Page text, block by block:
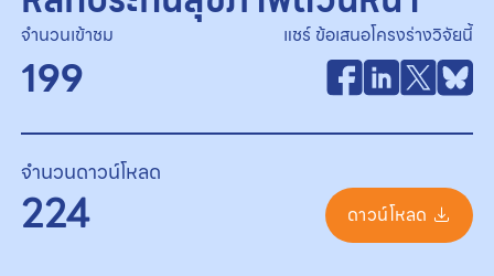
จำนวนเข้าชม
199
แชร์ ข้อเสนอโครงร่างวิจัยนี้
จำนวนดาวน์โหลด
224 ดาวน์โหลด